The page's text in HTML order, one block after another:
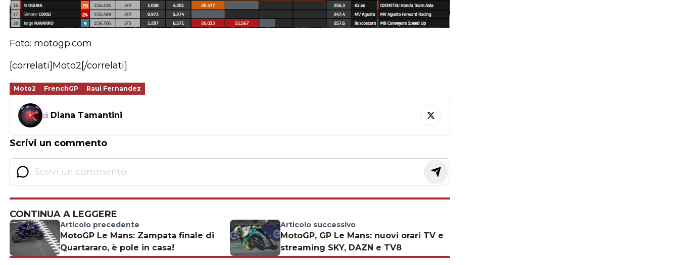
Foto: motogp.com
[correlati]Moto2[/correlati]
Moto2 FrenchGP Raul Fernandez
di Diana Tamantini
Scrivi un commento
CONTINUA A LEGGERE
Articolo precedente
MotoGP Le Mans: Zampata finale di
Quartararo, è pole in casa!
Articolo successivo
MotoGP, GP Le Mans: nuovi orari TV e
streaming SKY, DAZN e TV8